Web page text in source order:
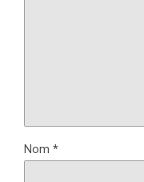
Nom *